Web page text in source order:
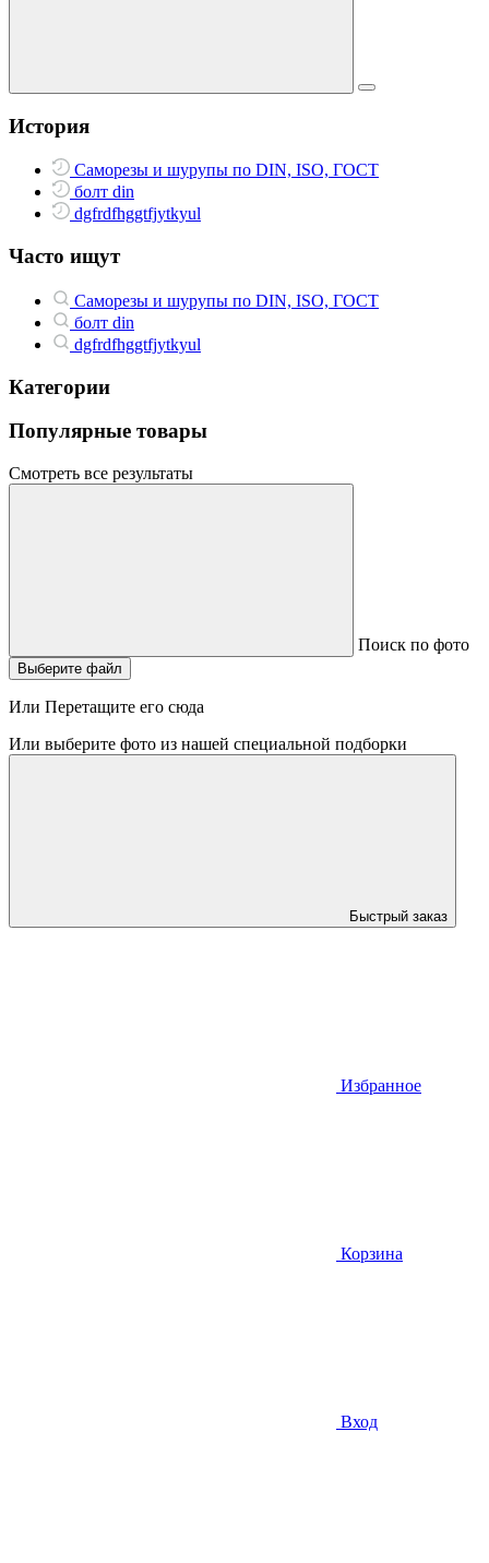
История
Саморезы и шурупы по DIN, ISO, ГОСТ
болт din
dgfrdfhggtfjytkyul
Часто ищут
Саморезы и шурупы по DIN, ISO, ГОСТ
болт din
dgfrdfhggtfjytkyul
Категории
Популярные товары
Смотреть все результаты
Поиск по фото
Выберите файл
Или Перетащите его сюда
Или выберите фото из нашей специальной подборки
Быстрый заказ
Избранное
Корзина
Вход